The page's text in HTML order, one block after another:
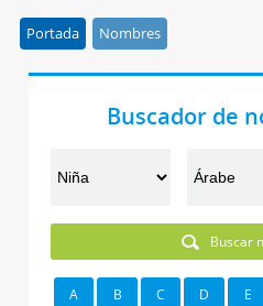
Portada Nombres
Buscador de
Buscar
A B C D E